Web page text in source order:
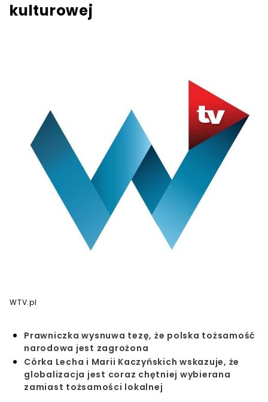
kulturowej
WTV.pl
Prawniczka wysnuwa tezę, że polska tożsamość
narodowa jest zagrożona
Córka Lecha i Marii Kaczyńskich wskazuje, że
globalizacja jest coraz chętniej wybierana
zamiast tożsamości lokalnej